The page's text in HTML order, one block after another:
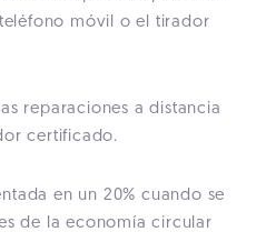
móvil o el tirador
reparaciones a distancia
certificado.
en un 20% cuando se
de la economía circular